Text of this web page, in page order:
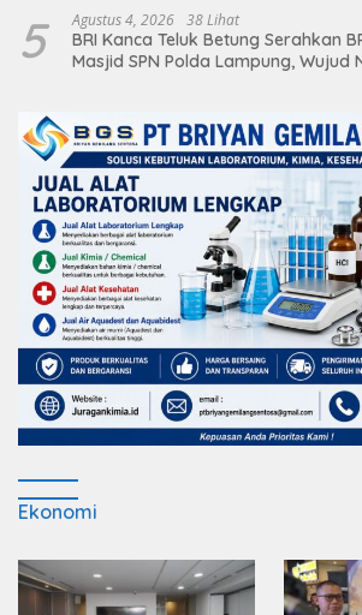
5 Agustus 4, 2026 38 Lihat
BRI Kanca Teluk Betung Serahkan
Masjid SPN Polda Lampung, Wujud
Ekonomi